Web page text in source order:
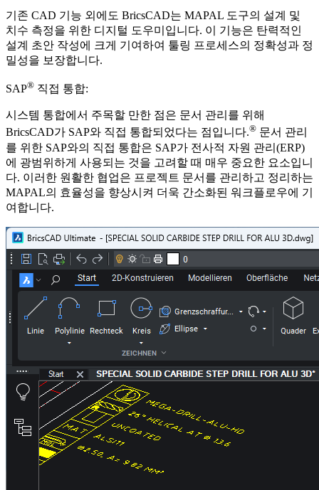
기존 CAD 기능 외에도 BricsCAD는 MAPAL 도구의 설계 및
치수 측정을 위한 디지털 도우미입니다. 이 기능은 탄력적인
설계 초안 작성에 크게 기여하여 툴링 프로세스의 정확성과 정
밀성을 보장합니다.
SAP® 직접 통합:
시스템 통합에서 주목할 만한 점은 문서 관리를 위해
BricsCAD가 SAP와 직접 통합되었다는 점입니다.® 문서 관리
를 위한 SAP와의 직접 통합은 SAP가 전사적 자원 관리(ERP)
에 광범위하게 사용되는 것을 고려할 때 매우 중요한 요소입니
다. 이러한 원활한 협업은 프로젝트 문서를 관리하고 정리하는
MAPAL의 효율성을 향상시켜 더욱 간소화된 워크플로우에 기
여합니다.